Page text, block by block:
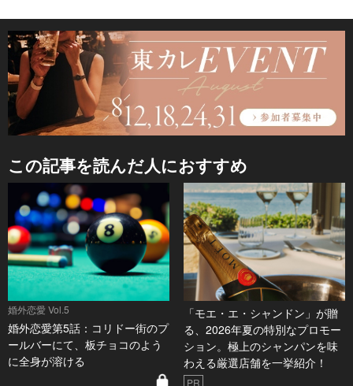
この記事を読んだ人におすすめ
婚外恋愛 Vol.5
婚外恋愛第5話：コリドー街のプ
ールバーにて、板チョコのよう
に全身が溶ける
「モエ・エ・シャンドン」が贈
る、2026年夏の特別なプロモー
ション。極上のシャンパンを味
わえる厳選店舗を一挙紹介！
PR